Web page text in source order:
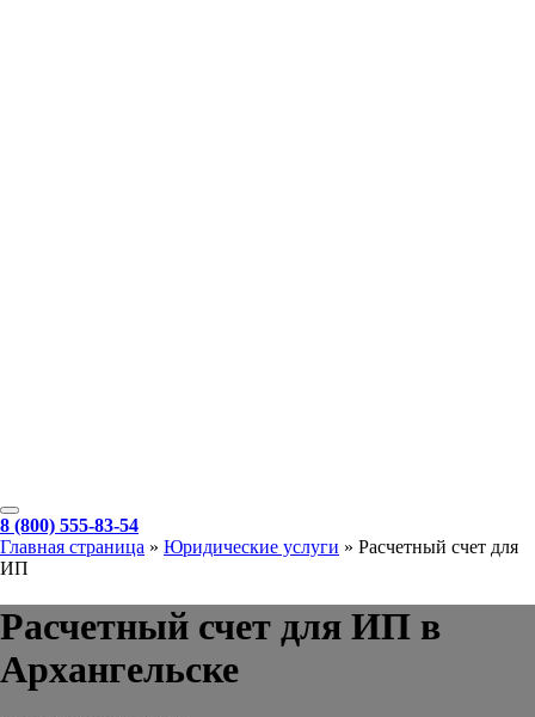
8 (800) 555-83-54
Главная страница » Юридические услуги » Расчетный счет для
ИП
Расчетный счет для ИП в
Архангельске